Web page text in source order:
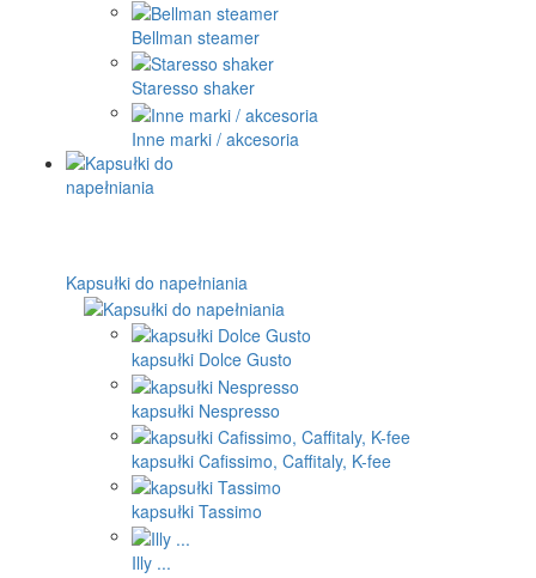
Bellman steamer
Staresso shaker
Inne marki / akcesoria
Kapsułki do napełniania
kapsułki Dolce Gusto
kapsułki Nespresso
kapsułki Cafissimo, Caffitaly, K-fee
kapsułki Tassimo
Illy ...